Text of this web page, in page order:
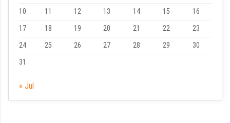
10
11 12 13 14 15
16
17
18 19 20 21 22
23
24
25 26 27 28 29
30
31
« Jul